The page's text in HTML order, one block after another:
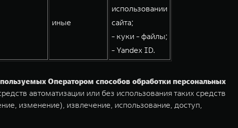
иные
использовании
сайта;
- куки - файлы;
- Yandex ID.
Оператором способов обработки персональных
автоматизации или без использования таких средств
изменение), извлечение, использование, доступ,